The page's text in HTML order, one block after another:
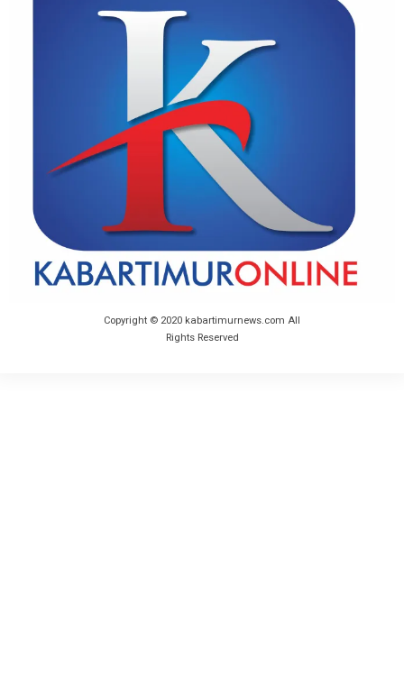
Copyright © 2020 kabartimurnews.com All
Rights Reserved